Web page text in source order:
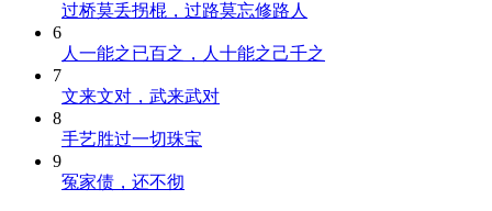
过桥莫丢拐棍，过路莫忘修路人
6
人一能之已百之，人十能之己千之
7
文来文对，武来武对
8
手艺胜过一切珠宝
9
冤家债，还不彻